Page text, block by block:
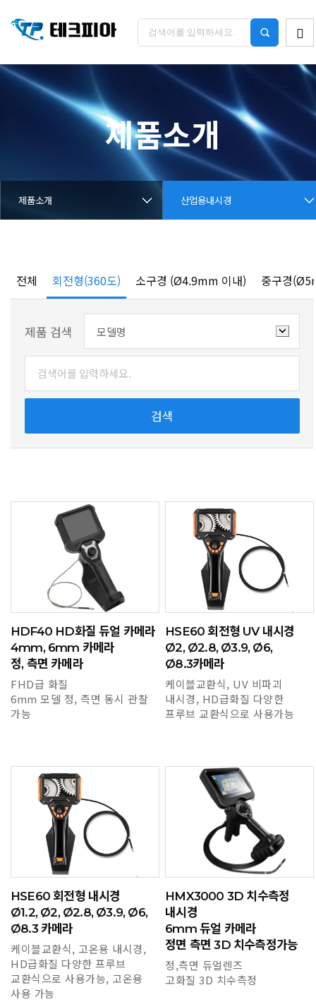
제품소개
제품소개 산업용내시경
전체 회전형(360도) 소구경 (Ø4.9mm 이내) 중구경
제품 검색
HDF40 HD화질 듀얼 카메라
4mm, 6mm 카메라
정, 측면 카메라
FHD급 화질
6mm 모델 정, 측면 동시 관찰
가능
HSE60 회전형 UV 내시경
Ø2, Ø2.8, Ø3.9, Ø6,
Ø8.3카메라
케이블교환식, UV 비파괴
내시경, HD급화질 다양한
프루브 교환식으로 사용가능
HSE60 회전형 내시경
Ø1.2, Ø2, Ø2.8, Ø3.9, Ø6,
Ø8.3 카메라
케이블교환식, 고온용 내시경,
HD급화질 다양한 프루브
교환식으로 사용가능, 고온용
사용 가능
HMX3000 3D 치수측정
내시경
6mm 듀얼 카메라
정면 측면 3D 치수측정가능
정,측면 듀얼렌즈
고화질 3D 치수측정